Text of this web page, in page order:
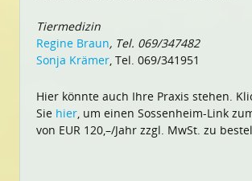
Tiermedizin
Regine Braun, Tel. 069/347482
Sonja Krämer, Tel. 069/341951
Hier könnte auch Ihre Praxis stehen.
Sie hier, um einen Sossenheim-Link
von EUR 120,–/Jahr zzgl. MwSt. zu